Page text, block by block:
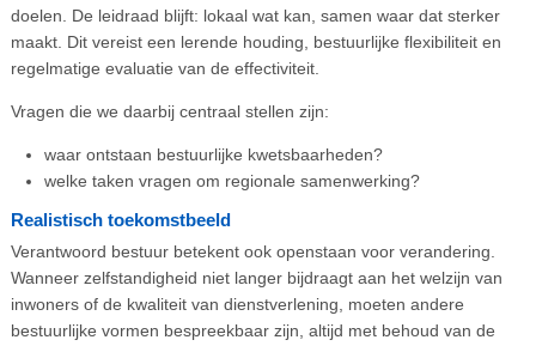
doelen. De leidraad blijft: lokaal wat kan, samen waar dat sterker
maakt. Dit vereist een lerende houding, bestuurlijke flexibiliteit en
regelmatige evaluatie van de effectiviteit.
Vragen die we daarbij centraal stellen zijn:
waar ontstaan bestuurlijke kwetsbaarheden?
welke taken vragen om regionale samenwerking?
Realistisch toekomstbeeld
Verantwoord bestuur betekent ook openstaan voor verandering.
Wanneer zelfstandigheid niet langer bijdraagt aan het welzijn van
inwoners of de kwaliteit van dienstverlening, moeten andere
bestuurlijke vormen bespreekbaar zijn, altijd met behoud van de